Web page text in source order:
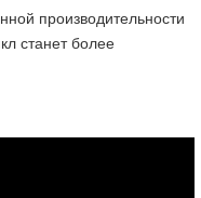
производительности
станет более